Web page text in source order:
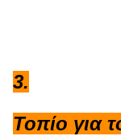
3.
Τοπίο για